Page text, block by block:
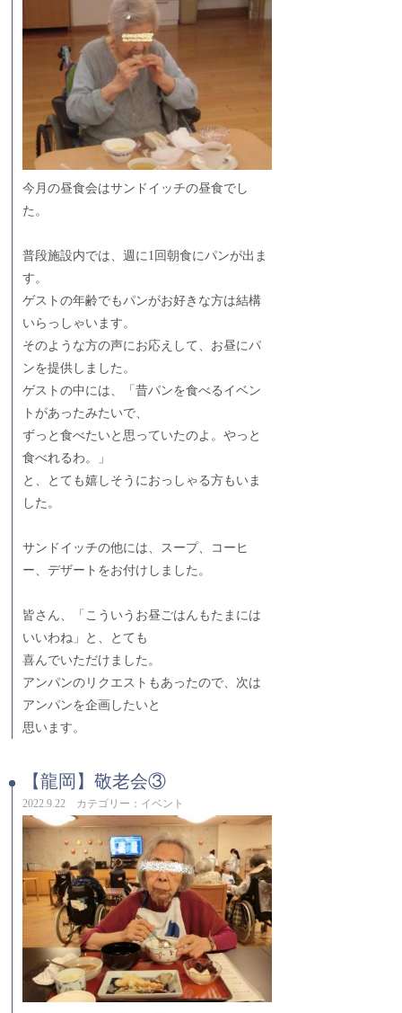
今月の昼食会はサンドイッチの昼食でし
た。
普段施設内では、週に1回朝食にパンが出ま
す。
ゲストの年齢でもパンがお好きな方は結構
いらっしゃいます。
そのような方の声にお応えして、お昼にパ
ンを提供しました。
ゲストの中には、「昔パンを食べるイベン
トがあったみたいで、
ずっと食べたいと思っていたのよ。やっと
食べれるわ。」
と、とても嬉しそうにおっしゃる方もいま
した。
サンドイッチの他には、スープ、コーヒ
ー、デザートをお付けしました。
皆さん、「こういうお昼ごはんもたまには
いいわね」と、とても
喜んでいただけました。
アンパンのリクエストもあったので、次は
アンパンを企画したいと
思います。
【龍岡】敬老会③
2022.9.22 カテゴリー：イベント